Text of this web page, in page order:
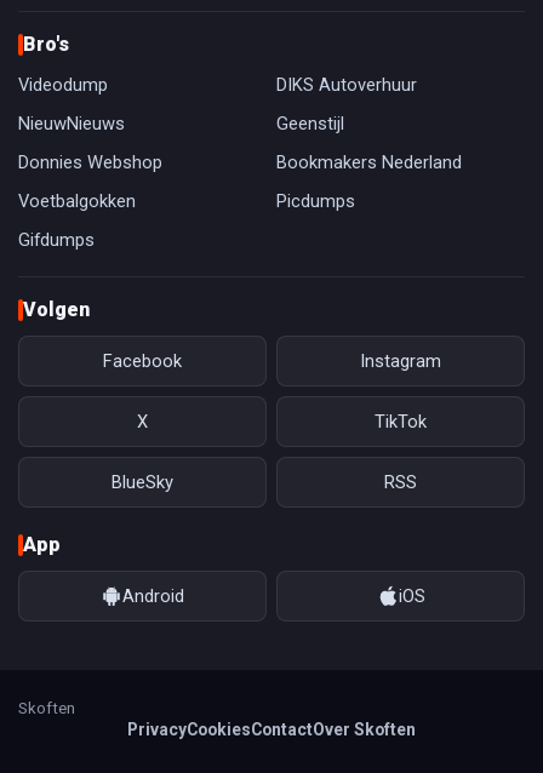
Bro's
Videodump
DIKS Autoverhuur
NieuwNieuws
Geenstijl
Donnies Webshop
Bookmakers Nederland
Voetbalgokken
Picdumps
Gifdumps
Volgen
Facebook Instagram
X TikTok
BlueSky RSS
App
Android iOS
Skoften
PrivacyCookiesContactOver Skoften